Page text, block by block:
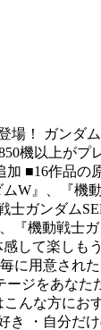
場！ ガン
機以上が
作品の
W』、『
ガンダム
機動戦
して楽し
に用意さ
ジをあな
んな方に
・自分